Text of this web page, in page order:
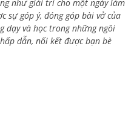
như giải trí cho một ngày làm
sự góp ý, đóng góp bài vở của
dạy và học trong những ngôi
dẫn, nối kết được bạn bè